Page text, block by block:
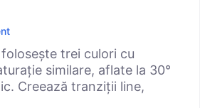
trei culori cu
similare, aflate la 30°
Creează tranziții line,